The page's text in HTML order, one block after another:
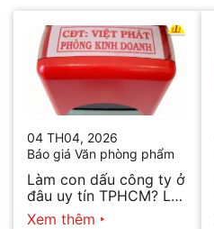
04 TH04, 2026
Báo giá Văn phòng phẩm
Làm con dấu công ty ở
đâu uy tín TPHCM? Lấy
ngay trong ngày 2026
Xem thêm